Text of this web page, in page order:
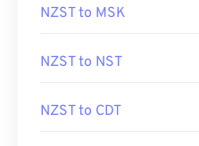
NZST to MSK
NZST to NST
NZST to CDT